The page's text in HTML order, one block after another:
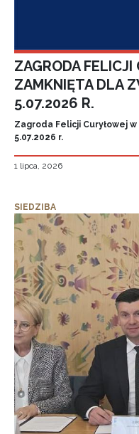
ZAGRODA
ZAMKNIĘTA DLA
5.07.2026 R.
Zagroda Felicji Curyłowej
5.07.2026 r.
1 lipca, 2026
SIEDZIBA